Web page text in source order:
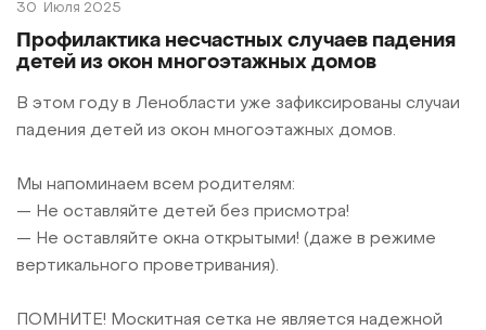
30 Июля 2025
Профилактика несчастных случаев падения
детей из окон многоэтажных домов
В этом году в Ленобласти уже зафиксированы случаи
падения детей из окон многоэтажных домов.
Мы напоминаем всем родителям:
— Не оставляйте детей без присмотра!
— Не оставляйте окна открытыми! (даже в режиме
вертикального проветривания).
ПОМНИТЕ! Москитная сетка не является надежной